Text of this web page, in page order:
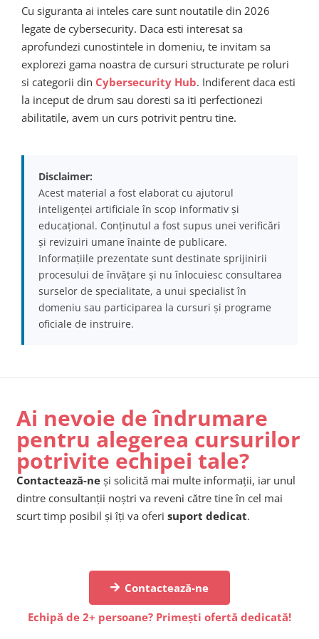
Cu siguranta ai inteles care sunt noutatile din 2026
legate de cybersecurity. Daca esti interesat sa
aprofundezi cunostintele in domeniu, te invitam sa
explorezi gama noastra de cursuri structurate pe roluri
si categorii din Cybersecurity Hub. Indiferent daca esti
la inceput de drum sau doresti sa iti perfectionezi
abilitatile, avem un curs potrivit pentru tine.
Disclaimer:
Acest material a fost elaborat cu ajutorul
inteligenței artificiale în scop informativ și
educațional. Conținutul a fost supus unei verificări
și revizuiri umane înainte de publicare.
Informațiile prezentate sunt destinate sprijinirii
procesului de învățare și nu înlocuiesc consultarea
surselor de specialitate, a unui specialist în
domeniu sau participarea la cursuri și programe
oficiale de instruire.
Ai nevoie de îndrumare
pentru alegerea cursurilor
potrivite echipei tale?
Contactează-ne și solicită mai multe informații, iar unul
dintre consultanții noștri va reveni către tine în cel mai
scurt timp posibil și îți va oferi suport dedicat.
Contactează-ne
Echipă de 2+ persoane? Primești ofertă dedicată!